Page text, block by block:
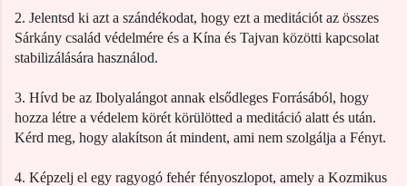
2. Jelentsd ki azt a szándékodat, hogy ezt a meditációt az összes
Sárkány család védelmére és a Kína és Tajvan közötti kapcsolat
stabilizálására használod.
3. Hívd be az Ibolyalángot annak elsődleges Forrásából, hogy
hozza létre a védelem körét körülötted a meditáció alatt és után.
Kérd meg, hogy alakítson át mindent, ami nem szolgálja a Fényt.
4. Képzelj el egy ragyogó fehér fényoszlopot, amely a Kozmikus